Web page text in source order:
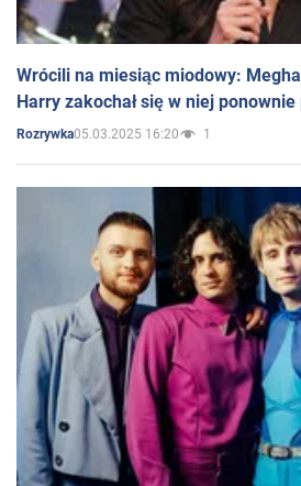
Wrócili na miesiąc miodowy:
Harry zakochał się w niej
Rozrywka05.03.2025 16:20 1